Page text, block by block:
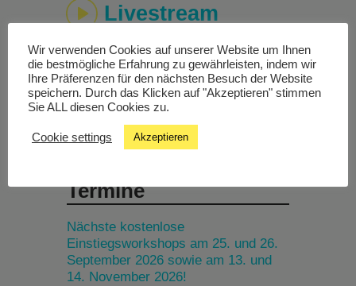
Livestream
Studiochat
Songfinder
Termine
Nächste kostenlose
Einstiegsworkshops am 25. und 26.
September 2026 sowie am 13. und
14. November 2026!
Wir verwenden Cookies auf unserer Website um Ihnen
die bestmögliche Erfahrung zu gewährleisten, indem wir
Ihre Präferenzen für den nächsten Besuch der Website
speichern. Durch das Klicken auf "Akzeptieren" stimmen
Sie ALL diesen Cookies zu.
Cookie settings Akzeptieren